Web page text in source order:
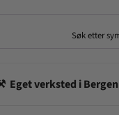
Søk etter